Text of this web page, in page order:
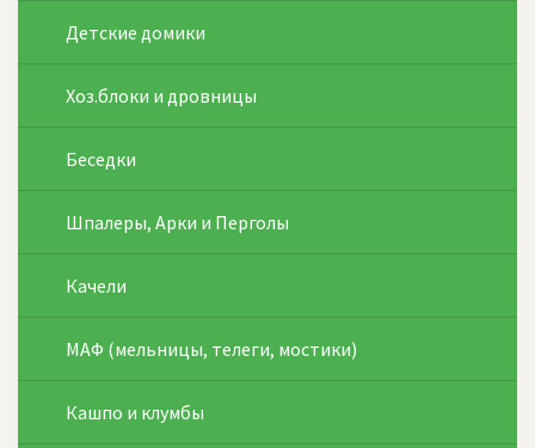
Детские домики
Хоз.блоки и дровницы
Беседки
Шпалеры, Арки и Перголы
Качели
МАФ (мельницы, телеги, мостики)
Кашпо и клумбы